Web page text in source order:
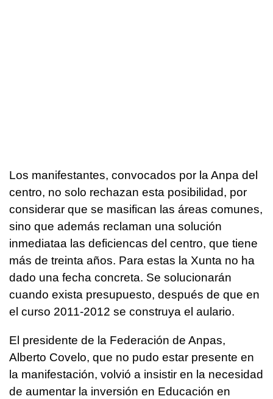
Los manifestantes, convocados por la Anpa del
centro, no solo rechazan esta posibilidad, por
considerar que se masifican las áreas comunes,
sino que además reclaman una solución
inmediataa las deficiencas del centro, que tiene
más de treinta años. Para estas la Xunta no ha
dado una fecha concreta. Se solucionarán
cuando exista presupuesto, después de que en
el curso 2011-2012 se construya el aulario.
El presidente de la Federación de Anpas,
Alberto Covelo, que no pudo estar presente en
la manifestación, volvió a insistir en la necesidad
de aumentar la inversión en Educación en